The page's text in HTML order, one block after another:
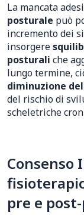
La mancata
posturale può
incremento dei
insorgere
posturali che
lungo termine,
diminuzione
del rischio di
scheletriche
Consenso
pre e